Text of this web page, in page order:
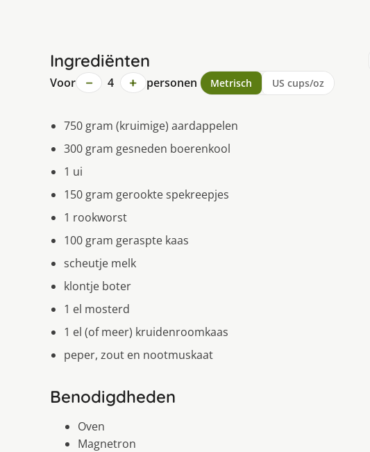
Ingrediënten
Voor − 4 + personen Metrisch US cups/oz
750 gram (kruimige) aardappelen
300 gram gesneden boerenkool
1 ui
150 gram gerookte spekreepjes
1 rookworst
100 gram geraspte kaas
scheutje melk
klontje boter
1 el mosterd
1 el (of meer) kruidenroomkaas
peper, zout en nootmuskaat
Benodigdheden
Oven
Magnetron